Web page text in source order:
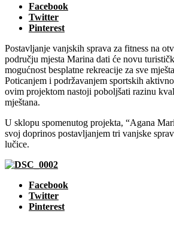
Facebook
Twitter
Pinterest
Postavljanje vanjskih sprava za fitness na
području mjesta Marina dati će novu
mogućnost besplatne rekreacije za sve
Poticanjem i podržavanjem sportskih
ovim projektom nastoji poboljšati razinu
mještana.
U sklopu spomenutog projekta, “Agana
svoj doprinos postavljanjem tri vanjske
lučice.
Facebook
Twitter
Pinterest